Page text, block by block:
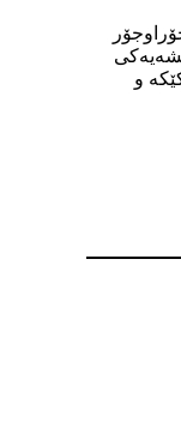
و